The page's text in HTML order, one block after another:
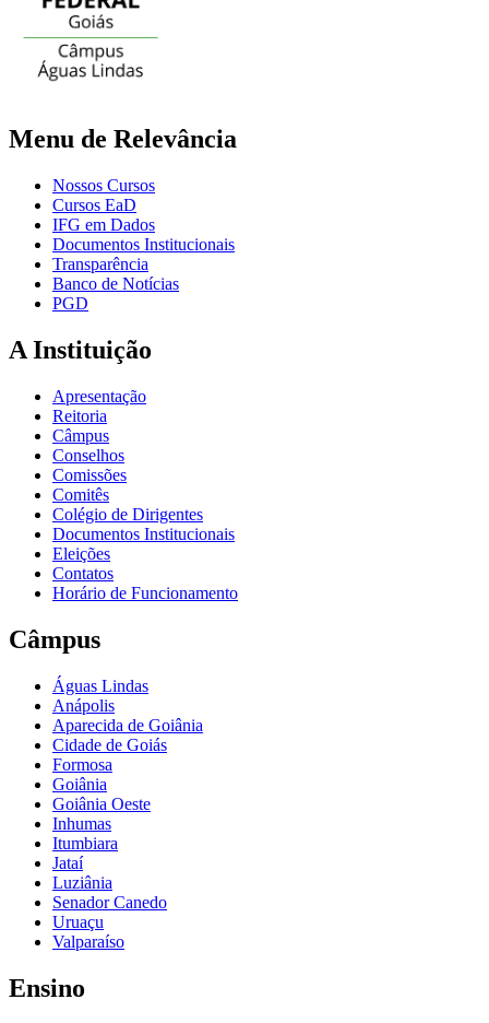
Menu de Relevância
Nossos Cursos
Cursos EaD
IFG em Dados
Documentos Institucionais
Transparência
Banco de Notícias
PGD
A Instituição
Apresentação
Reitoria
Câmpus
Conselhos
Comissões
Comitês
Colégio de Dirigentes
Documentos Institucionais
Eleições
Contatos
Horário de Funcionamento
Câmpus
Águas Lindas
Anápolis
Aparecida de Goiânia
Cidade de Goiás
Formosa
Goiânia
Goiânia Oeste
Inhumas
Itumbiara
Jataí
Luziânia
Senador Canedo
Uruaçu
Valparaíso
Ensino